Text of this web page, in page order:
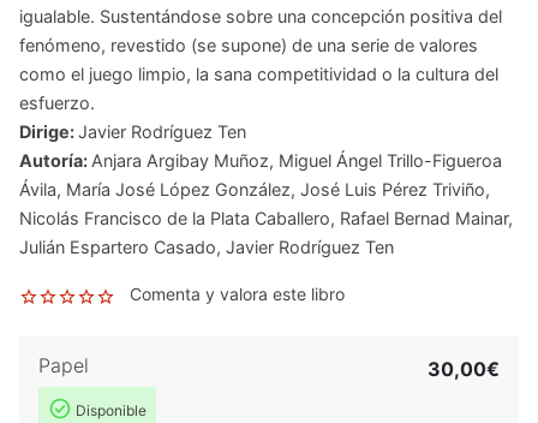
igualable. Sustentándose sobre una concepción positiva del
fenómeno, revestido (se supone) de una serie de valores
como el juego limpio, la sana competitividad o la cultura del
esfuerzo.
Dirige:Javier Rodríguez Ten
Autoría:Anjara Argibay Muñoz, Miguel Ángel Trillo-Figueroa
Ávila, María José López González, José Luis Pérez Triviño,
Nicolás Francisco de la Plata Caballero, Rafael Bernad Mainar,
Julián Espartero Casado, Javier Rodríguez Ten
Comenta y valora este libro
Papel
Disponible
30,00€